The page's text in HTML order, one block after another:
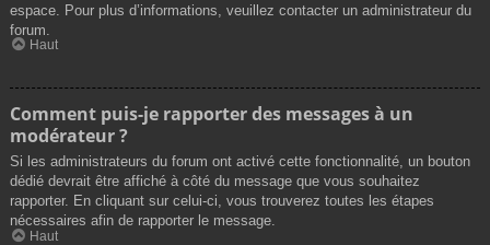
espace. Pour plus d’informations, veuillez contacter un administrateur du
forum.
Haut
Comment puis-je rapporter des messages à un
modérateur ?
Si les administrateurs du forum ont activé cette fonctionnalité, un bouton
dédié devrait être affiché à côté du message que vous souhaitez
rapporter. En cliquant sur celui-ci, vous trouverez toutes les étapes
nécessaires afin de rapporter le message.
Haut